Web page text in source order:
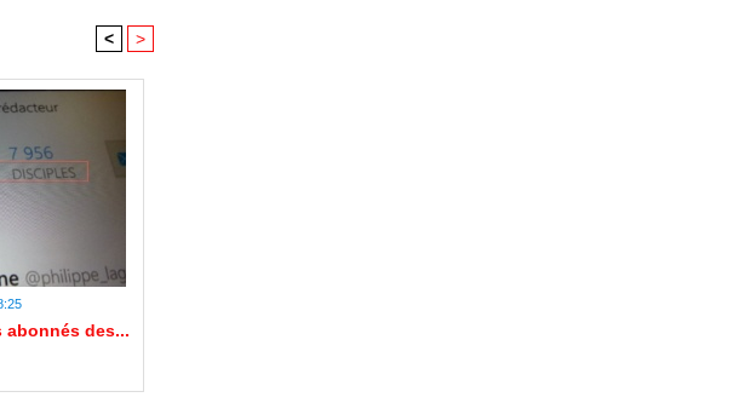
< >
abonnés des...